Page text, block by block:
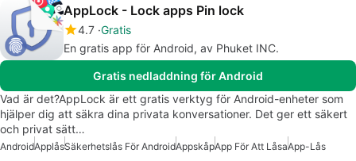
AppLock - Lock apps Pin lock
4.7 Gratis
En gratis app för Android, av Phuket INC.
Gratis nedladdning för Android
Vad är det?AppLock är ett gratis verktyg för Android-enheter som
hjälper dig att säkra dina privata konversationer. Det ger ett säkert
och privat sätt…
AndroidApplåsSäkerhetslås För AndroidAppskåpApp För Att LåsaApp-Lås